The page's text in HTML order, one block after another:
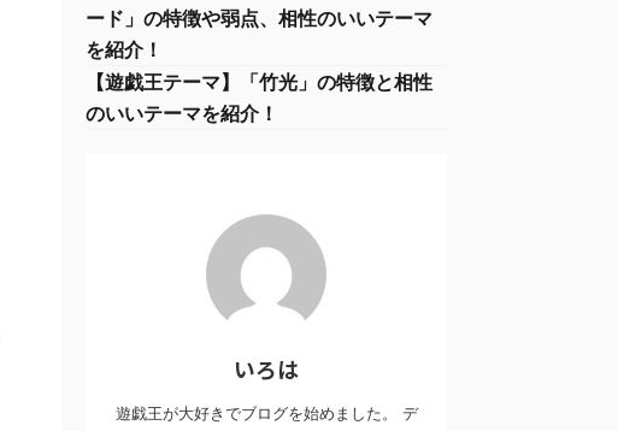
ード」の特徴や弱点、相性のいいテーマ
を紹介！
【遊戯王テーマ】「竹光」の特徴と相性
のいいテーマを紹介！
いろは
遊戯王が大好きでブログを始めました。 デ